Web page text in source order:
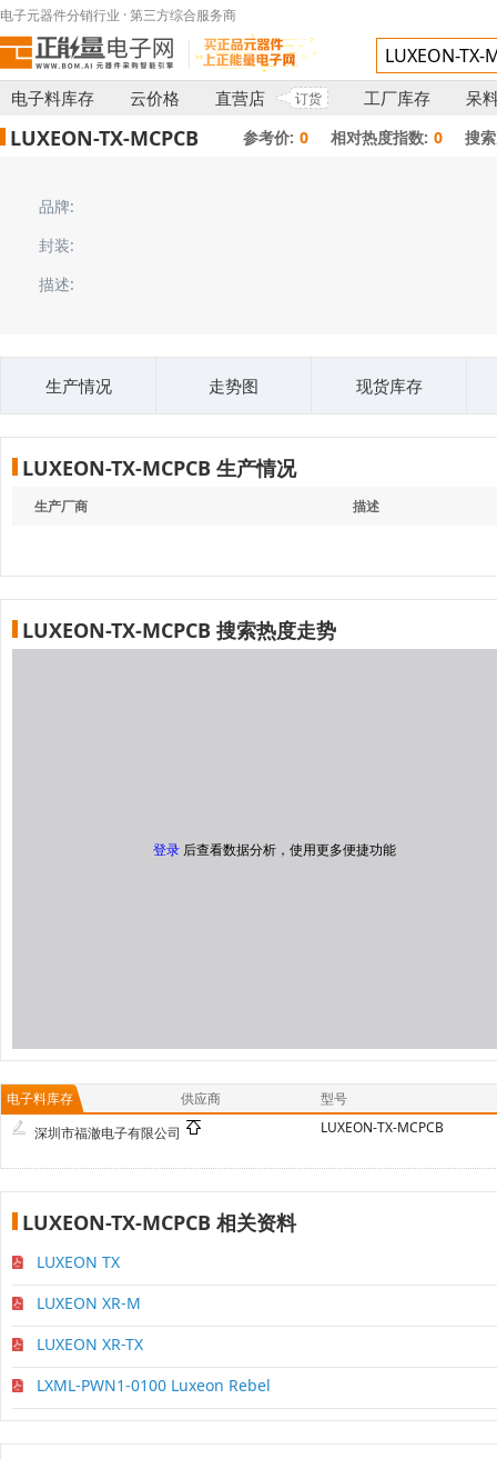
电子元器件分销行业 · 第三方综合服务商
电子料库存 云价格 直营店 订货 工厂库存 呆
LUXEON-TX-MCPCB 参考价: 0 相对热度指数: 0 搜
品牌:
封装:
描述:
生产情况 走势图 现货库存
LUXEON-TX-MCPCB 生产情况
生产厂商 描述
LUXEON-TX-MCPCB 搜索热度走势
登录 后查看数据分析，使用更多便捷功能
电子料库存 供应商
型号
深圳市福澈电子有限公司
LUXEON-TX-MCPCB
LUXEON-TX-MCPCB 相关资料
LUXEON TX
LUXEON XR-M
LUXEON XR-TX
LXML-PWN1-0100 Luxeon Rebel